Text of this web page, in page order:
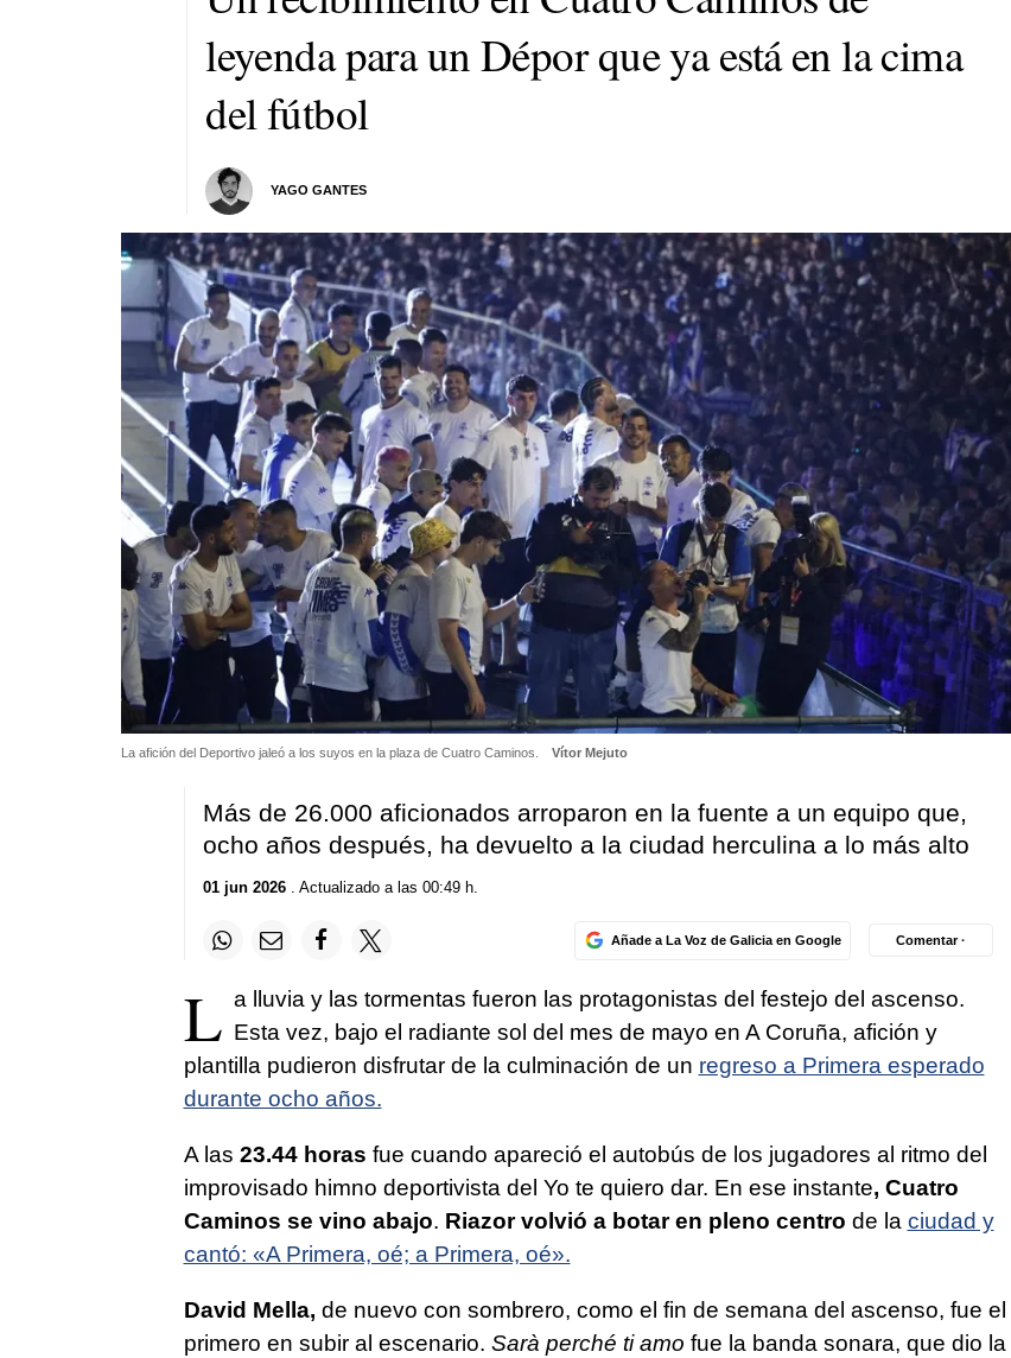
leyenda para un Dépor que ya está en la cima
del fútbol
YAGO GANTES
La afición del Deportivo jaleó a los suyos en la plaza de Cuatro Caminos. Vítor Mejuto
Más de 26.000 aficionados arroparon en la fuente a un equipo que,
ocho años después, ha devuelto a la ciudad herculina a lo más alto
01 jun 2026. Actualizado a las 00:49 h.
Añade a La Voz de Galicia en Google Comentar ·
L a lluvia y las tormentas fueron las protagonistas del festejo del ascenso.
Esta vez, bajo el radiante sol del mes de mayo en A Coruña, afición y
plantilla pudieron disfrutar de la culminación de un regreso a Primera esperado
durante ocho años.
A las 23.44 horas fue cuando apareció el autobús de los jugadores al ritmo del
improvisado himno deportivista del Yo te quiero dar. En ese instante, Cuatro
Caminos se vino abajo. Riazor volvió a botar en pleno centro de la ciudad y
cantó: «A Primera, oé; a Primera, oé».
David Mella, de nuevo con sombrero, como el fin de semana del ascenso, fue el
primero en subir al escenario. Sarà perché ti amo fue la banda sonara, que dio la